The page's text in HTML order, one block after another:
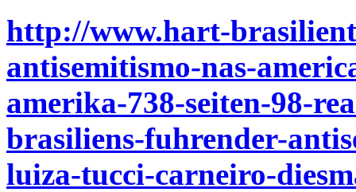
http://www.hart-
antisemitismo-nas-
amerika-738-seiten-98-
brasiliens-fuhrender-
luiza-tucci-carneiro-